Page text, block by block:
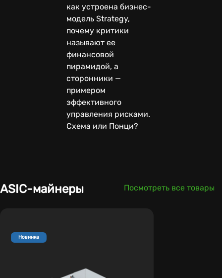
как устроена бизнес-
модель Strategy,
почему критики
называют ее
финансовой
пирамидой, а
сторонники —
примером
эффективного
управления рисками.
Схема или Понци?
ASIC-майнеры Посмотреть все товары
Новинка